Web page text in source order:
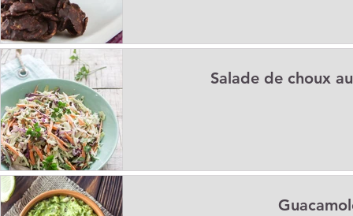
Salade de choux